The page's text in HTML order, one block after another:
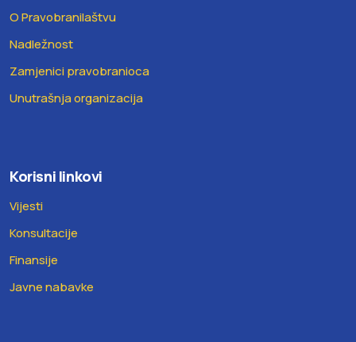
O Pravobranilaštvu
Nadležnost
Zamjenici pravobranioca
Unutrašnja organizacija
Korisni linkovi
Vijesti
Konsultacije
Finansije
Javne nabavke